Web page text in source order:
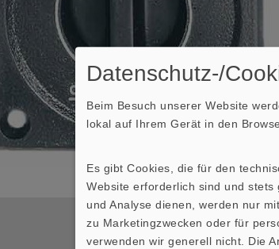
Datenschutz-/
Beim Besuch unserer Website
lokal auf Ihrem Gerät in den
Es gibt Cookies, die für den
Website erforderlich sind und
und Analyse dienen, werden nur
zu Marketingzwecken oder für
verwenden wir generell nicht. Die